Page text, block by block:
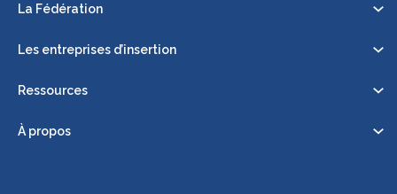
La Fédération
Les entreprises d’insertion
Ressources
À propos